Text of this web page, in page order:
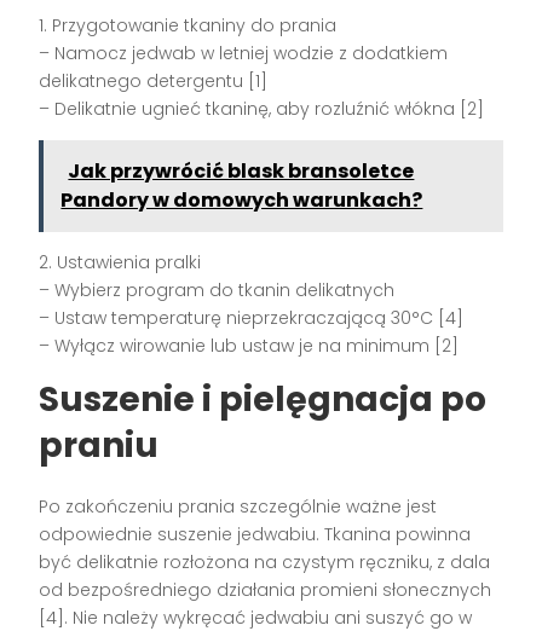
1. Przygotowanie tkaniny do prania
– Namocz jedwab w letniej wodzie z dodatkiem
delikatnego detergentu [1]
– Delikatnie ugnieć tkaninę, aby rozluźnić włókna [2]
Jak przywrócić blask bransoletce
Pandory w domowych warunkach?
2. Ustawienia pralki
– Wybierz program do tkanin delikatnych
– Ustaw temperaturę nieprzekraczającą 30°C [4]
– Wyłącz wirowanie lub ustaw je na minimum [2]
Suszenie i pielęgnacja po
praniu
Po zakończeniu prania szczególnie ważne jest
odpowiednie suszenie jedwabiu. Tkanina powinna
być delikatnie rozłożona na czystym ręczniku, z dala
od bezpośredniego działania promieni słonecznych
[4]. Nie należy wykręcać jedwabiu ani suszyć go w